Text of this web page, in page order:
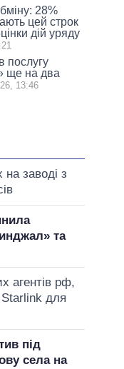
28%
цей строк
дій уряду
послугу
ще на два
13:46
на заводі з
та
агентів рф,
Starlink для
під
села на